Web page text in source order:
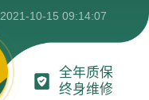
10-15 09:14:07
全年质保
终身维修